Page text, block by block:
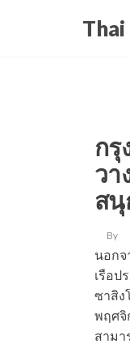
กรุ
วา
ส
By
นอกจ
เรือป
ซาสิง
พฤศจิ
สามา